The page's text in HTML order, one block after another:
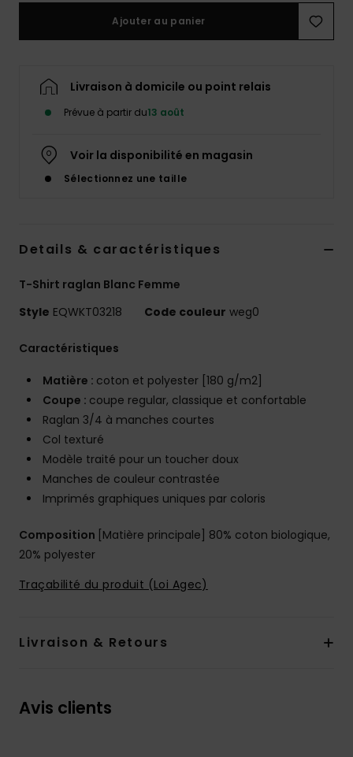
Ajouter au panier
Livraison à domicile ou point relais
Prévue à partir du13 août
Voir la disponibilité en magasin
Sélectionnez une taille
Details & caractéristiques
T-Shirt raglan Blanc Femme
Style EQWKT03218 Code couleur weg0
Caractéristiques
Matière : coton et polyester [180 g/m2]
Coupe : coupe regular, classique et confortable
Raglan 3/4 à manches courtes
Col texturé
Modèle traité pour un toucher doux
Manches de couleur contrastée
Imprimés graphiques uniques par coloris
Composition [Matière principale] 80% coton biologique,
20% polyester
Traçabilité du produit (Loi Agec)
Livraison & Retours
Avis clients